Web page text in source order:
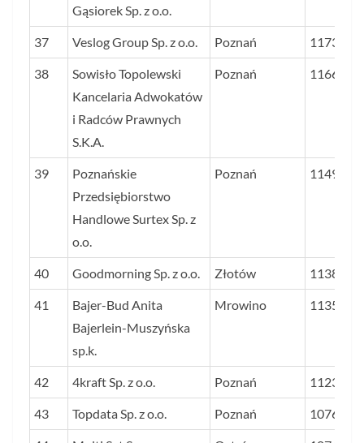
Gąsiorek Sp. z o.o.
37 Veslog Group Sp. z o.o. Poznań 1173
38
Sowisło Topolewski
Kancelaria Adwokatów
i Radców Prawnych
S.K.A.
Poznań 1166
39
Poznańskie
Przedsiębiorstwo
Handlowe Surtex Sp. z
o.o.
Poznań 1149
40 Goodmorning Sp. z o.o. Złotów 1138
41
Bajer-Bud Anita
Bajerlein-Muszyńska
sp.k.
Mrowino 1135
42 4kraft Sp. z o.o. Poznań 1123
43 Topdata Sp. z o.o. Poznań 1076